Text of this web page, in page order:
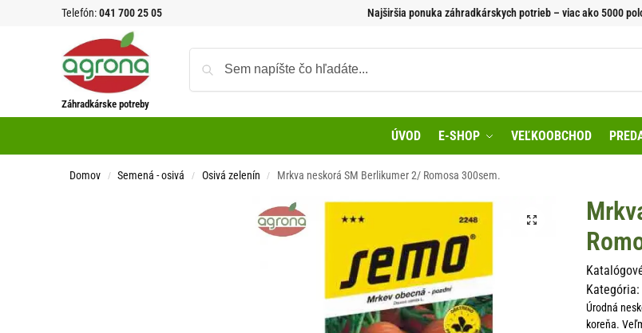
Telefón:041 700 25 05 Najširšia ponuka záhradkárskych potrieb – viac ako 5000
Záhradkárske potreby
ÚVOD E-SHOP VEĽKOOBCHOD
Domov / Semená - osivá / Osivá zelenín / Mrkva neskorá SM Berlikumer 2/ Romosa 300sem.
Kategória:
Úrodná
koreňa.